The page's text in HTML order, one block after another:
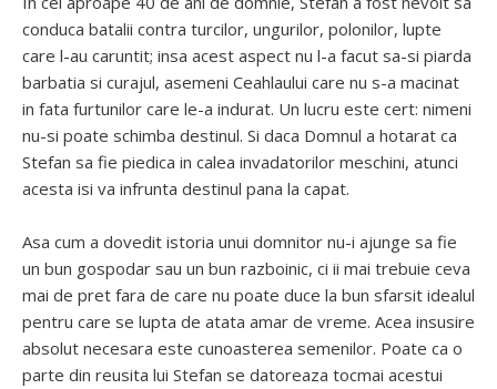
conduca batalii contra turcilor, ungurilor, polonilor, lupte
care l-au caruntit; insa acest aspect nu l-a facut sa-si piarda
barbatia si curajul, asemeni Ceahlaului care nu s-a macinat
in fata furtunilor care le-a indurat. Un lucru este cert: nimeni
nu-si poate schimba destinul. Si daca Domnul a hotarat ca
Stefan sa fie piedica in calea invadatorilor meschini, atunci
acesta isi va infrunta destinul pana la capat.
Asa cum a dovedit istoria unui domnitor nu-i ajunge sa fie
un bun gospodar sau un bun razboinic, ci ii mai trebuie ceva
mai de pret fara de care nu poate duce la bun sfarsit idealul
pentru care se lupta de atata amar de vreme. Acea insusire
absolut necesara este cunoasterea semenilor. Poate ca o
parte din reusita lui Stefan se datoreaza tocmai acestui